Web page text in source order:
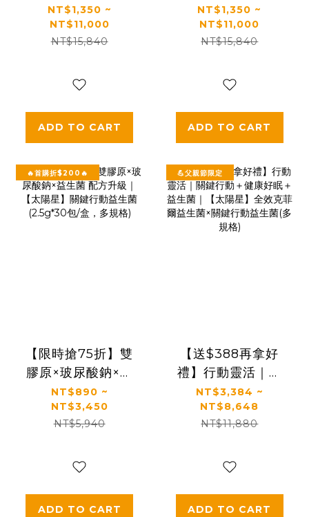
｜正品保證｜【太
陽星】全效克菲爾
益生菌(3g*30包/
NT$1,350 ~
NT$11,000
NT$15,840
ADD TO CART
PLUS+｜✅正品保
證｜【太陽星】全
效克菲爾益生菌晚
盒，多規格)
NT$1,350 ~
NT$11,000
NT$15,840
ADD TO CART
🔥首購折$200🔥
【限時搶75折】雙
膠原×玻尿酸鈉×益
生菌 配方升級｜
【太陽星】關鍵行
動益生菌(2.5g*30
NT$890 ~
NT$3,450
NT$5,940
ADD TO CART
💪父親節限定
【送$388再拿好
禮】行動靈活｜關
鍵行動＋健康好眠
＋益生菌｜【太陽
星】全效克菲爾益
菌(多規格)
NT$3,384 ~
NT$8,648
NT$11,880
ADD TO CART